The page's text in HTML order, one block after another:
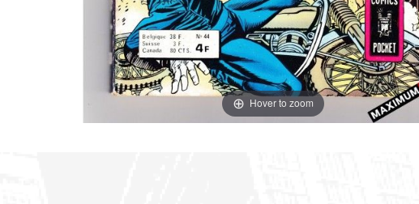
Hover to zoom